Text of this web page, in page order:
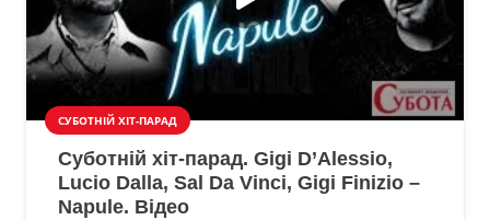
СУБОТНІЙ ХІТ-ПАРАД
Суботній хіт-парад. Gigi D’Alessio,
Lucio Dalla, Sal Da Vinci, Gigi Finizio –
Napule. Відео